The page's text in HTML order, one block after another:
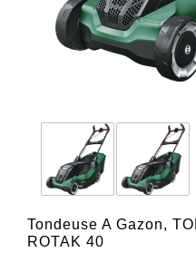
Tondeuse A Gazon,
ROTAK 40